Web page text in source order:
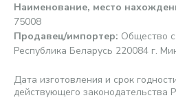
Наименование, место
75008
Продавец/импортер: Общество
Республика Беларусь 220084 г.
Дата изготовления и срок
действующего законодательства